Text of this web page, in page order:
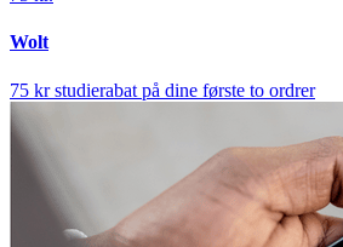
Wolt
75 kr studierabat på dine første to ordrer